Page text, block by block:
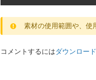
素材の使用範囲や、使
コメントするにはダウンロー